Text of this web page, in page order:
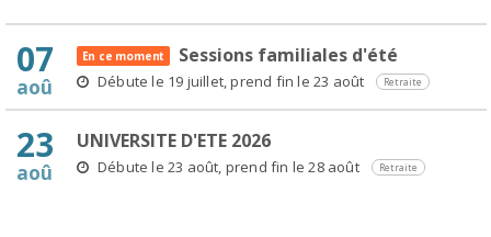
07
aoû
En ce moment Sessions familiales d'été
Débute le 19 juillet, prend fin le 23 août Retraite
23
aoû
UNIVERSITE D'ETE 2026
Débute le 23 août, prend fin le 28 août Retraite